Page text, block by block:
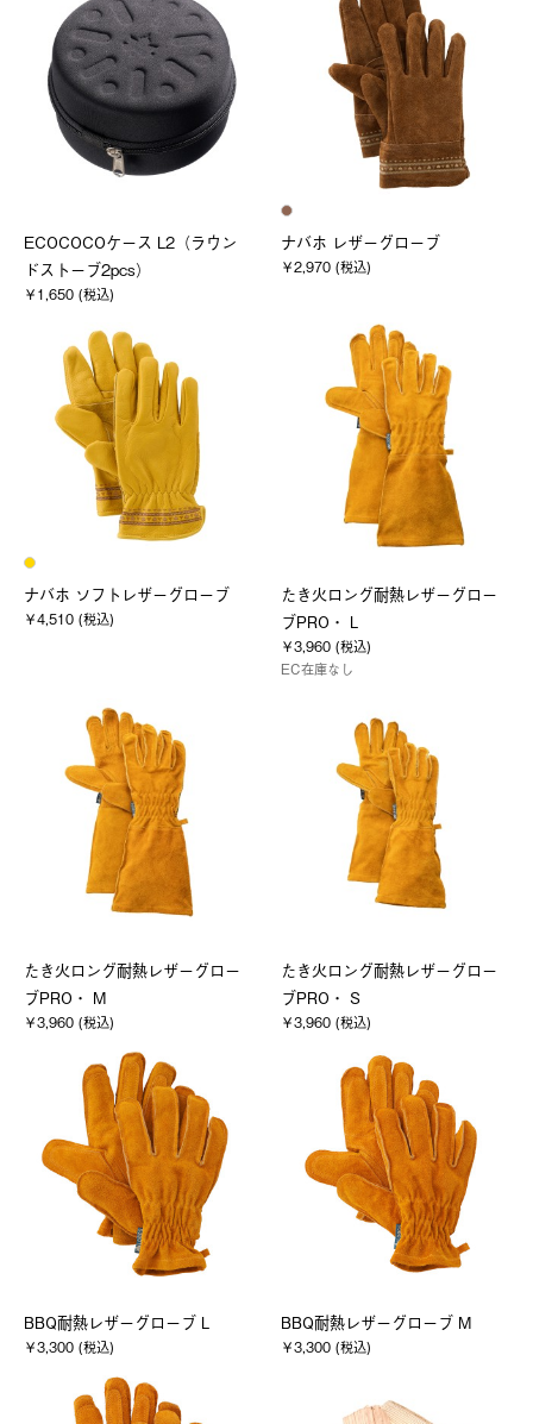
ECOCOCOケース L2（ラウン
ドストーブ2pcs）
￥1,650 (税込)
ナバホ レザーグローブ
￥2,970 (税込)
ナバホ ソフトレザーグローブ
￥4,510 (税込)
たき火ロング耐熱レザーグロー
ブPRO・ L
￥3,960 (税込)
EC在庫なし
たき火ロング耐熱レザーグロー
ブPRO・ M
￥3,960 (税込)
たき火ロング耐熱レザーグロー
ブPRO・ S
￥3,960 (税込)
BBQ耐熱レザーグローブ L
￥3,300 (税込)
BBQ耐熱レザーグローブ M
￥3,300 (税込)